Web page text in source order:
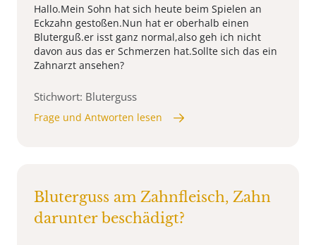
Hallo.Mein Sohn hat sich heute beim Spielen an
Eckzahn gestoßen.Nun hat er oberhalb einen
Bluterguß.er isst ganz normal,also geh ich nicht
davon aus das er Schmerzen hat.Sollte sich das ein
Zahnarzt ansehen?
Stichwort: Bluterguss
Frage und Antworten lesen
Bluterguss am Zahnfleisch, Zahn
darunter beschädigt?